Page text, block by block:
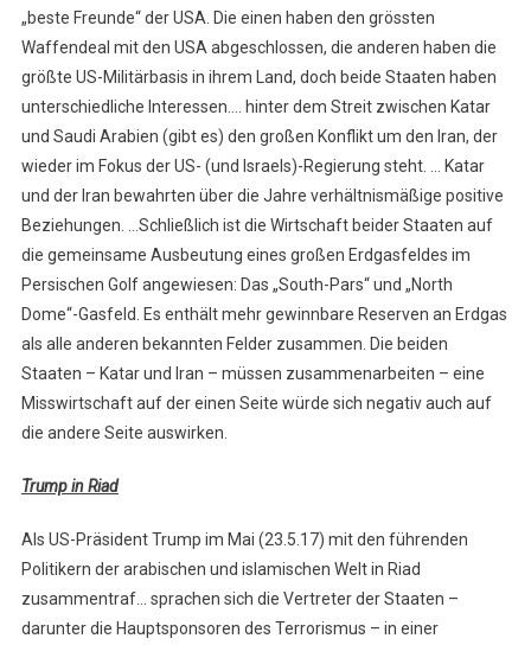
„beste Freunde“ der USA. Die einen haben den grössten
Waffendeal mit den USA abgeschlossen, die anderen haben die
größte US-Militärbasis in ihrem Land, doch beide Staaten haben
unterschiedliche Interessen…. hinter dem Streit zwischen Katar
und Saudi Arabien (gibt es) den großen Konflikt um den Iran, der
wieder im Fokus der US- (und Israels)-Regierung steht. … Katar
und der Iran bewahrten über die Jahre verhältnismäßige positive
Beziehungen. …Schließlich ist die Wirtschaft beider Staaten auf
die gemeinsame Ausbeutung eines großen Erdgasfeldes im
Persischen Golf angewiesen: Das „South-Pars“ und „North
Dome“-Gasfeld. Es enthält mehr gewinnbare Reserven an Erdgas
als alle anderen bekannten Felder zusammen. Die beiden
Staaten – Katar und Iran – müssen zusammenarbeiten – eine
Misswirtschaft auf der einen Seite würde sich negativ auch auf
die andere Seite auswirken.
Trump in Riad
Als US-Präsident Trump im Mai (23.5.17) mit den führenden
Politikern der arabischen und islamischen Welt in Riad
zusammentraf… sprachen sich die Vertreter der Staaten –
darunter die Hauptsponsoren des Terrorismus – in einer